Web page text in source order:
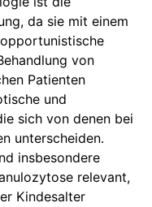
da sie mit einem
von
Patienten
und
sich von denen bei
unterscheiden.
insbesondere
relevant,
Kindesalter